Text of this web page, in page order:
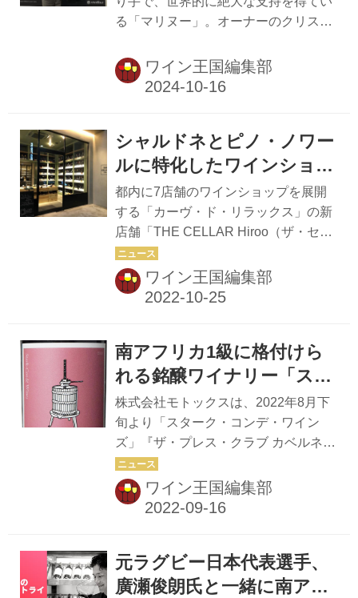
る「マリヌー」。オーナーのクリス・
アさんが来日し、単一畑シリーズのワ
インを紹介し、ワイン造りにかける思
ニア出身のアンドレアさんと、南アフ
リカ・ステレンボッシュ出身のクリス
設立した。 2020年までに『プラッタ
ーズ 南アフリカワインガイド』で5ツ
星を30回も受賞、そのうち「プラター
ズ・ワイナリー・オブ・ザ・イヤー」
を４回受賞するなど、ごく短期間で安
定した高評価を得るワイナリーとなっ
ワイン王国編集部
シャルドネとピノ・ノワー
ルに特化したワインショッ
プ 「ザ・セラー広尾」が
都内に7店舗のワインショップを展開
する「カーヴ・ド・リラックス」の新
店舗「THE CELLAR Hiroo（ザ・セラ
ー広尾）」が東京・南麻布にオープン
した。 同店ではシャルドネとピノ・ノ
ワールにこだわり、ブルゴーニュをは
そろえる。店の奥には、テイスティン
グルームを設け、日替わりで有料試飲
はツイッターやインスタグラムで発信
する。希少なワインも登場するかもし
れないので、要チェックだ。 これまで
のショップは虎ノ門、有楽町などビジ
ネス街が中心だったが、今回は住民も
多い地域での開店となった。 「...
ワイン王国編集部
南アフリカ1級に格付けら
れる銘醸ワイナリー「スタ
ーク・コンデ・ワインズ」
の『ザ・プレス・クラブ
カベルネ・ソーヴィニヨ
ン 2020年』が新発売
株式会社モトックスは、2022年8月下
旬より「スターク・コンデ・ワイン
ズ」『ザ・プレス・クラブ カベルネ・
ソーヴィニヨン 2020年』の取り扱い
を開始した。 『ザ・プレス・クラブ
カベルネ・ソーヴィニヨン 2020年」
感を楽しめる赤ワインだ。 生産者の
「スターク・コンデ・ワインズ」は、
ワイン王国編集部
元ラグビー日本代表選手、
廣瀬俊朗氏と一緒に南アフ